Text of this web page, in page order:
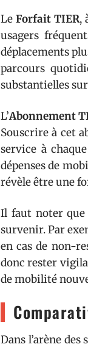
LeForfait TIER,
usagers
déplacements
parcours
substantielles
L’Abonnement
Souscrire à cet
service à
dépenses de
révèle être une
Il faut noter que
survenir. Par
en cas de non-
donc rester
de mobilité
Dans l’arène